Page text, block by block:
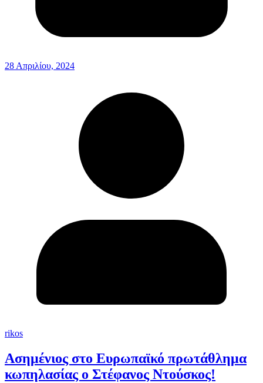
28 Απριλίου, 2024
rikos
Ασημένιος στο Ευρωπαϊκό πρωτάθλημα
κωπηλασίας ο Στέφανος Ντούσκος!